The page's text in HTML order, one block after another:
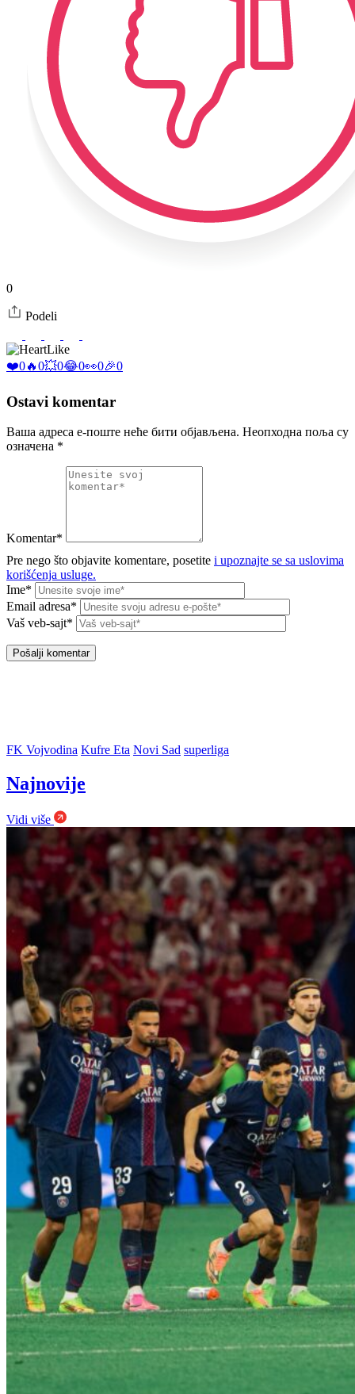
0
Podeli
Like
❤️0🔥0💥0😂0👀0🎉0
Ostavi komentar
Ваша адреса е-поште неће бити објављена. Неопходна поља су
означена *
Komentar*
Pre nego što objavite komentare, posetite i upoznajte se sa uslovima
korišćenja usluge.
Ime*
Email adresa*
Vaš veb-sajt*
FK Vojvodina Kufre Eta Novi Sad superliga
Najnovije
Vidi više